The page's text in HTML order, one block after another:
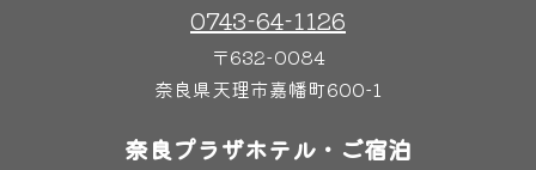
0743-64-1126
〒632-0084
奈良県天理市嘉幡町600-1
奈良プラザホテル・ご宿泊